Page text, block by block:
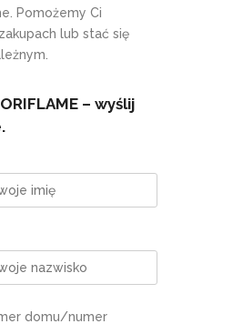
Pomożemy Ci
lub stać się
– wyślij
domu/numer